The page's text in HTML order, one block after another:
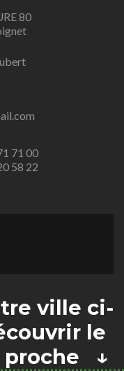
80
71 00
58 22
ville ci-
le
proche ↓